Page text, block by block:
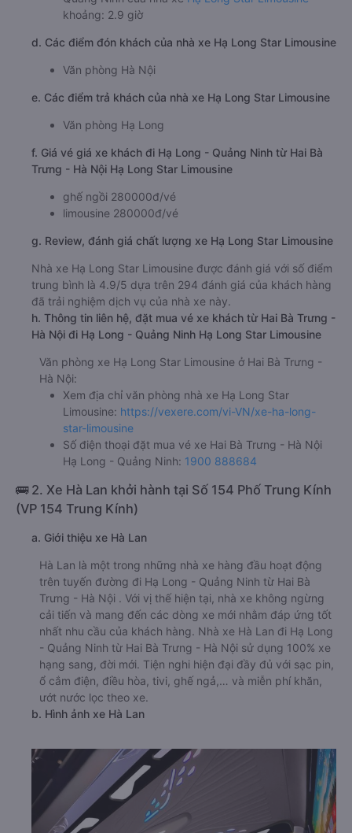
khoảng: 2.9 giờ
d. Các điểm đón khách của nhà xe Hạ Long Star Limousine
Văn phòng Hà Nội
e. Các điểm trả khách của nhà xe Hạ Long Star Limousine
Văn phòng Hạ Long
f. Giá vé giá xe khách đi Hạ Long - Quảng Ninh từ Hai Bà
Trưng - Hà Nội Hạ Long Star Limousine
ghế ngồi 280000đ/vé
limousine 280000đ/vé
g. Review, đánh giá chất lượng xe Hạ Long Star Limousine
Nhà xe Hạ Long Star Limousine được đánh giá với số điểm
trung bình là 4.9/5 dựa trên 294 đánh giá của khách hàng
đã trải nghiệm dịch vụ của nhà xe này.
h. Thông tin liên hệ, đặt mua vé xe khách từ Hai Bà Trưng -
Hà Nội đi Hạ Long - Quảng Ninh Hạ Long Star Limousine
Văn phòng xe Hạ Long Star Limousine ở Hai Bà Trưng -
Hà Nội:
Xem địa chỉ văn phòng nhà xe Hạ Long Star
Limousine: https://vexere.com/vi-VN/xe-ha-long-
star-limousine
Số điện thoại đặt mua vé xe Hai Bà Trưng - Hà Nội
Hạ Long - Quảng Ninh: 1900 888684
🚌 2. Xe Hà Lan khởi hành tại Số 154 Phố Trung Kính
(VP 154 Trung Kính)
a. Giới thiệu xe Hà Lan
Hà Lan là một trong những nhà xe hàng đầu hoạt động
trên tuyến đường đi Hạ Long - Quảng Ninh từ Hai Bà
Trưng - Hà Nội . Với vị thế hiện tại, nhà xe không ngừng
cải tiến và mang đến các dòng xe mới nhằm đáp ứng tốt
nhất nhu cầu của khách hàng. Nhà xe Hà Lan đi Hạ Long
- Quảng Ninh từ Hai Bà Trưng - Hà Nội sử dụng 100% xe
hạng sang, đời mới. Tiện nghi hiện đại đầy đủ với sạc pin,
ổ cắm điện, điều hòa, tivi, ghế ngả,… và miễn phí khăn,
ướt nước lọc theo xe.
b. Hình ảnh xe Hà Lan